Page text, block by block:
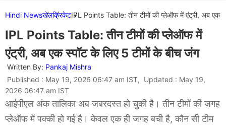
Hindi Newsखेलक्रिकेटIPL Points Table: तीन टीमों की प्लेऑफ में एंट्री, अब एक
IPL Points Table: तीन टीमों की प्लेऑफ में
एंट्री, अब एक स्पॉट के लिए 5 टीमों के बीच जंग
Written By: Pankaj Mishra
Published : May 19, 2026 06:47 am IST, Updated : May 19,
2026 06:47 am IST
आईपीएल अंक तालिका अब जबरदस्त हो चुकी है। तीन टीमों की जगह
प्लेऑफ में पक्की हो गई है। केवल एक ही जगह बची है, कौन सी टीम